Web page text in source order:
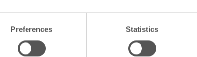
Preferences Statistics
Steingröße
15x15 mm